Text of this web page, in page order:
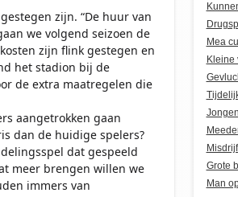
zijn. “De huur van
we volgend seizoen de
zijn flink gestegen en
het stadion bij de
de extra maatregelen die
aangetrokken gaan
dan de huidige spelers?
dat gespeeld
meer brengen willen we
immers van
Mea
Kleine
Grote
Man